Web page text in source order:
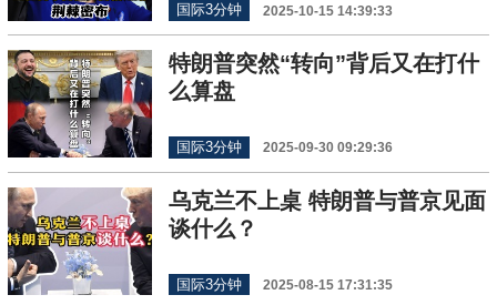
国际3分钟 2025-10-15 14:39:33
特朗普突然“转向”背后又在打什
么算盘
国际3分钟 2025-09-30 09:29:36
乌克兰不上桌 特朗普与普京见面
谈什么？
国际3分钟 2025-08-15 17:31:35